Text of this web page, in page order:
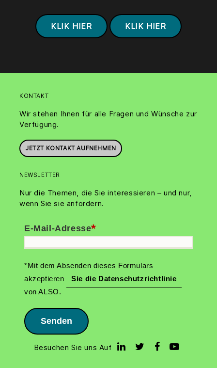
KLIK HIER KLIK HIER
KONTAKT
Wir stehen Ihnen für alle Fragen und Wünsche zur
Verfügung.
JETZT KONTAKT AUFNEHMEN
NEWSLETTER
Nur die Themen, die Sie interessieren – und nur,
wenn Sie sie anfordern.
*
E-Mail-Adresse
*Mit dem Absenden dieses Formulars
akzeptieren
Sie die Datenschutzrichtlinie
von ALSO.
Senden
Besuchen Sie uns Auf